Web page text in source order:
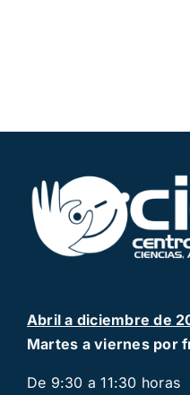
Abril a diciembre de
Martes a viernes por
De 9:30 a 11:30 horas